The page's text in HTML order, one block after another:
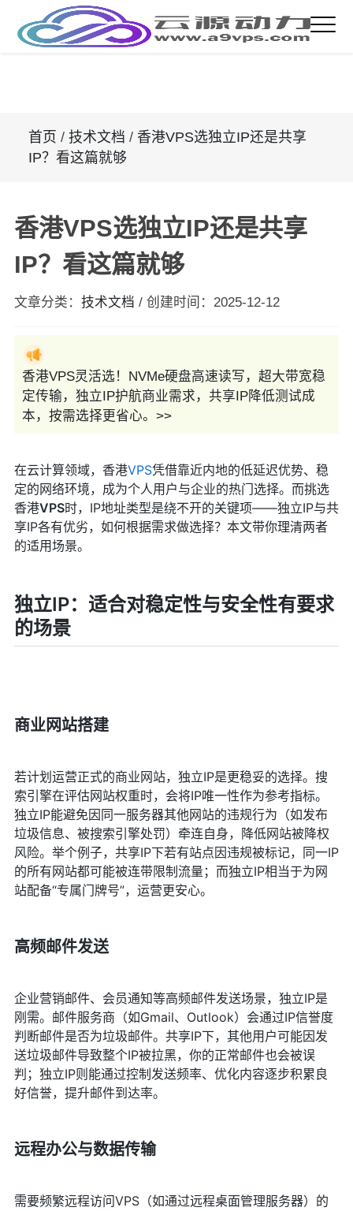
首页 / 技术文档 / 香港VPS选独立IP还是共享
IP？看这篇就够
香港VPS选独立IP还是共享
IP？看这篇就够
文章分类： 技术文档 / 创建时间： 2025-12-12
香港VPS灵活选！NVMe硬盘高速读写，超大带宽稳
定传输，独立IP护航商业需求，共享IP降低测试成
本，按需选择更省心。>>
在云计算领域，香港VPS凭借靠近内地的低延迟优势、稳
定的网络环境，成为个人用户与企业的热门选择。而挑选
香港VPS时，IP地址类型是绕不开的关键项——独立IP与共
享IP各有优劣，如何根据需求做选择？本文带你理清两者
的适用场景。
独立IP：适合对稳定性与安全性有要求
的场景
商业网站搭建
若计划运营正式的商业网站，独立IP是更稳妥的选择。搜
索引擎在评估网站权重时，会将IP唯一性作为参考指标。
独立IP能避免因同一服务器其他网站的违规行为（如发布
垃圾信息、被搜索引擎处罚）牵连自身，降低网站被降权
风险。举个例子，共享IP下若有站点因违规被标记，同一IP
的所有网站都可能被连带限制流量；而独立IP相当于为网
站配备“专属门牌号”，运营更安心。
高频邮件发送
企业营销邮件、会员通知等高频邮件发送场景，独立IP是
刚需。邮件服务商（如Gmail、Outlook）会通过IP信誉度
判断邮件是否为垃圾邮件。共享IP下，其他用户可能因发
送垃圾邮件导致整个IP被拉黑，你的正常邮件也会被误
判；独立IP则能通过控制发送频率、优化内容逐步积累良
好信誉，提升邮件到达率。
远程办公与数据传输
需要频繁远程访问VPS（如通过远程桌面管理服务器）的